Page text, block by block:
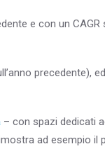
e con un
precedente),
– con spazi dedicati
ad esempio il